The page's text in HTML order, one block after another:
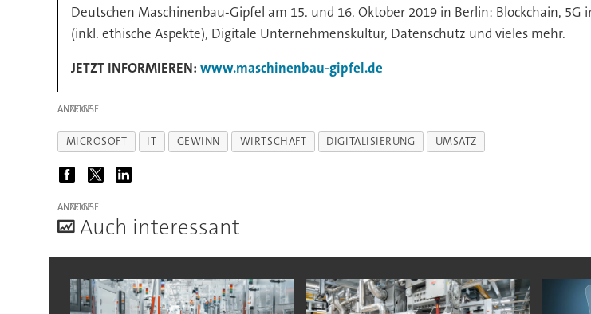
Deutschen Maschinenbau-Gipfel am 15. und 16. Oktober 2019 in Berlin: Blockchain,
(inkl. ethische Aspekte), Digitale Unternehmenskultur, Datenschutz und vieles mehr.
JETZT INFORMIEREN: www.maschinenbau-gipfel.de
ANZEIGE
MICROSOFT IT GEWINN WIRTSCHAFT DIGITALISIERUNG UMSATZ
ANZEIGE
Auch interessant